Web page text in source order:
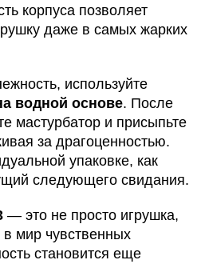
корпуса позволяет
даже в самых жарких
используйте
водной основе. После
мастурбатор и присыпьте
за драгоценностью.
упаковке, как
следующего свидания.
— это не просто игрушка,
мир чувственных
становится еще